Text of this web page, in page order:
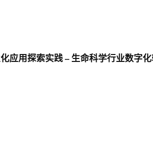
应用探索实践 – 生命科学行业数字